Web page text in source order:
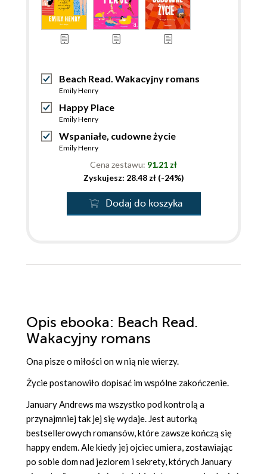
Beach Read. Wakacyjny romans
Emily Henry
Happy Place
Emily Henry
Wspaniałe, cudowne życie
Emily Henry
Cena zestawu: 91.21 zł
Zyskujesz: 28.48 zł (-24%)
Dodaj do koszyka
Opis ebooka: Beach Read.
Wakacyjny romans
Ona pisze o miłości on w nią nie wierzy.
Życie postanowiło dopisać im wspólne zakończenie.
January Andrews ma wszystko pod kontrolą a
przynajmniej tak jej się wydaje. Jest autorką
bestsellerowych romansów, które zawsze kończą się
happy endem. Ale kiedy jej ojciec umiera, zostawiając
po sobie dom nad jeziorem i sekrety, których January